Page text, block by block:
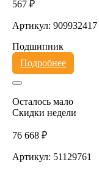
567 ₽
Артикул: 909932417
Подшипник
Подробнее
Осталось мало
Скидки недели
76 668 ₽
Артикул: 51129761